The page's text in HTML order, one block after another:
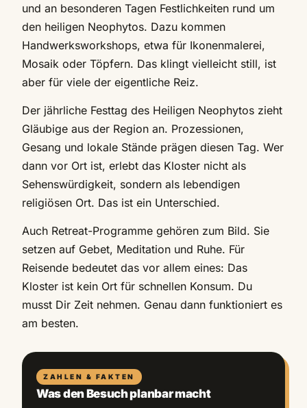
und an besonderen Tagen Festlichkeiten rund um
den heiligen Neophytos. Dazu kommen
Handwerksworkshops, etwa für Ikonenmalerei,
Mosaik oder Töpfern. Das klingt vielleicht still, ist
aber für viele der eigentliche Reiz.
Der jährliche Festtag des Heiligen Neophytos zieht
Gläubige aus der Region an. Prozessionen,
Gesang und lokale Stände prägen diesen Tag. Wer
dann vor Ort ist, erlebt das Kloster nicht als
Sehenswürdigkeit, sondern als lebendigen
religiösen Ort. Das ist ein Unterschied.
Auch Retreat-Programme gehören zum Bild. Sie
setzen auf Gebet, Meditation und Ruhe. Für
Reisende bedeutet das vor allem eines: Das
Kloster ist kein Ort für schnellen Konsum. Du
musst Dir Zeit nehmen. Genau dann funktioniert es
am besten.
ZAHLEN & FAKTEN
Was den Besuch planbar macht